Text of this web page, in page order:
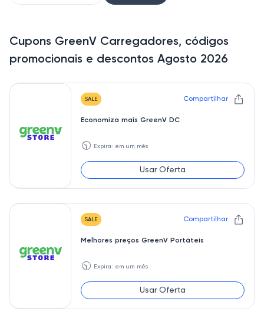
Cupons GreenV Carregadores, códigos
promocionais e descontos Agosto 2026
SALE Compartilhar
Economiza mais GreenV DC
🕥 Expira: em um mês
Usar Oferta
SALE Compartilhar
Melhores preços GreenV Portáteis
🕥 Expira: em um mês
Usar Oferta